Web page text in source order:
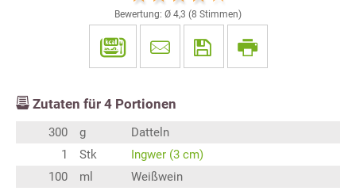
Bewertung: Ø 4,3 (8 Stimmen)
Zutaten für 4 Portionen
300 g
Datteln
1
Stk
Ingwer (3 cm)
100
ml
Weißwein